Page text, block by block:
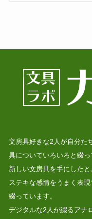
文房具好きな2人が自分た
具についていろいろと綴っ
新しい文房具を手にした
ステキな感情をうまく表
綴っています。
デジタルな2人が綴るアナ